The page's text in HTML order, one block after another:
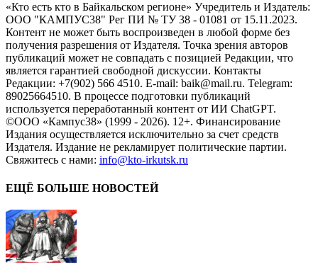
«Кто есть кто в Байкальском регионе» Учредитель и Издатель:
ООО "КАМПУС38" Рег ПИ № ТУ 38 - 01081 от 15.11.2023.
Контент не может быть воспроизведен в любой форме без
получения разрешения от Издателя. Точка зрения авторов
публикаций может не совпадать с позицией Редакции, что
является гарантией свободной дискуссии. Контакты
Редакции: +7(902) 566 4510. E-mail: baik@mail.ru. Telegram:
89025664510. В процессе подготовки публикаций
используется переработанный контент от ИИ ChatGPT.
©ООО «Кампус38» (1999 - 2026). 12+. Финансирование
Издания осуществляется исключительно за счет средств
Издателя. Издание не рекламирует политические партии.
Свяжитесь с нами: info@kto-irkutsk.ru
ЕЩЁ БОЛЬШЕ НОВОСТЕЙ